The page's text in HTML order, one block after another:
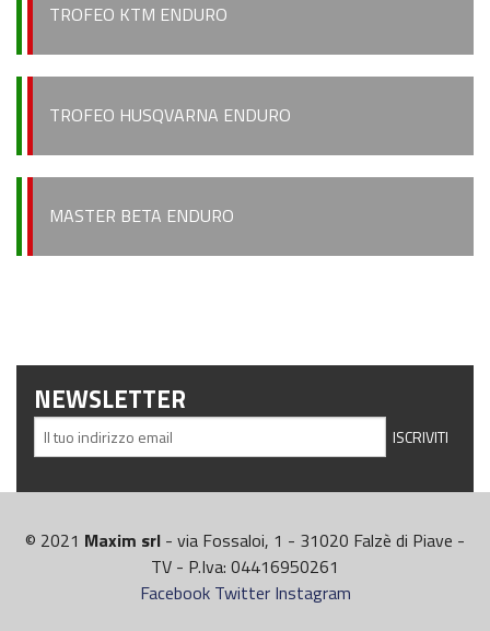
TROFEO KTM ENDURO
TROFEO HUSQVARNA ENDURO
MASTER BETA ENDURO
NEWSLETTER
© 2021 Maxim srl - via Fossaloi, 1 - 31020 Falzè di Piave -
TV - P.Iva: 04416950261
Facebook Twitter Instagram